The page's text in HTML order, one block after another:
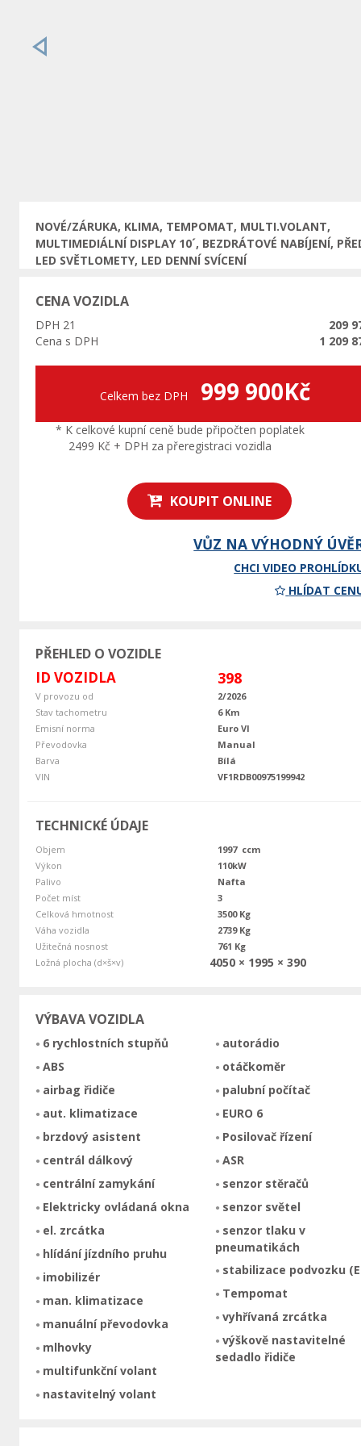
Předchozí
NOVÉ/ZÁRUKA, KLIMA, TEMPOMAT, MULTI.VOLANT,
MULTIMEDIÁLNÍ DISPLAY 10´, BEZDRÁTOVÉ NABÍJENÍ,
LED SVĚTLOMETY, LED DENNÍ SVÍCENÍ
CENA VOZIDLA
DPH 21
209
Cena s DPH
1 209
Celkem bez DPH 999 900Kč
* K celkové kupní ceně bude připočten poplatek
2499 Kč + DPH za přeregistraci vozidla
KOUPIT ONLINE
VŮZ NA VÝHODNÝ
CHCI VIDEO
HLÍDAT
PŘEHLED O VOZIDLE
ID VOZIDLA 398
V provozu od
2/2026
Stav tachometru
6 Km
Emisní norma
Euro VI
Převodovka
Manual
Barva
Bílá
VIN
VF1RDB00975199942
TECHNICKÉ ÚDAJE
Objem
1997 ccm
Výkon
110kW
Palivo
Nafta
Počet míst
3
Celková hmotnost
3500 Kg
Váha vozidla
2739 Kg
Užitečná nosnost
761 Kg
Ložná plocha (d×š×v)
4050 × 1995 × 390
VÝBAVA VOZIDLA
6 rychlostních stupňů
ABS
airbag řidiče
aut. klimatizace
brzdový asistent
centrál dálkový
centrální zamykání
Elektricky ovládaná okna
el. zrcátka
hlídání jízdního pruhu
imobilizér
man. klimatizace
manuální převodovka
mlhovky
multifunkční volant
nastavitelný volant
autorádio
otáčkoměr
palubní počítač
EURO 6
Posilovač řízení
ASR
senzor stěračů
senzor světel
senzor tlaku v
pneumatikách
stabilizace podvozku
Tempomat
vyhřívaná zrcátka
výškově nastavitelné
sedadlo řidiče